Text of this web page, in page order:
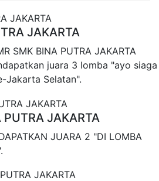
JAKARTA
SMK BINA PUTRA JAKARTA
juara 3 lomba "ayo siaga
Jakarta Selatan".
JAKARTA
JUARA 2 "DI LOMBA